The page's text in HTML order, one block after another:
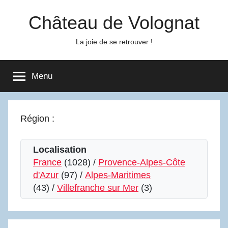
Château de Volognat
La joie de se retrouver !
Menu
Région :
Localisation
France (1028) / Provence-Alpes-Côte
d'Azur (97) / Alpes-Maritimes
(43) / Villefranche sur Mer (3)